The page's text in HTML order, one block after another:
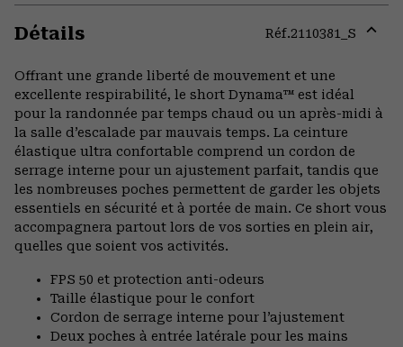
Détails Réf.2110381_S
Offrant une grande liberté de mouvement et une
excellente respirabilité, le short Dynama™ est idéal
pour la randonnée par temps chaud ou un après-midi à
la salle d’escalade par mauvais temps. La ceinture
élastique ultra confortable comprend un cordon de
serrage interne pour un ajustement parfait, tandis que
les nombreuses poches permettent de garder les objets
essentiels en sécurité et à portée de main. Ce short vous
accompagnera partout lors de vos sorties en plein air,
quelles que soient vos activités.
FPS 50 et protection anti-odeurs
Taille élastique pour le confort
Cordon de serrage interne pour l’ajustement
Deux poches à entrée latérale pour les mains